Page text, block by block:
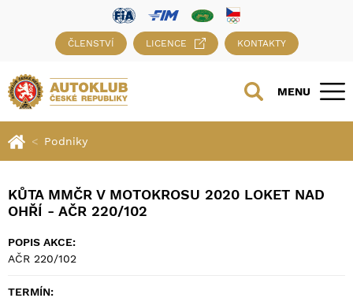
ČLENSTVÍ LICENCE KONTAKTY
MENU
Podniky
KŮTA MMČR V MOTOKROSU 2020 LOKET NAD
OHŘÍ - AČR 220/102
POPIS AKCE:
AČR 220/102
TERMÍN: